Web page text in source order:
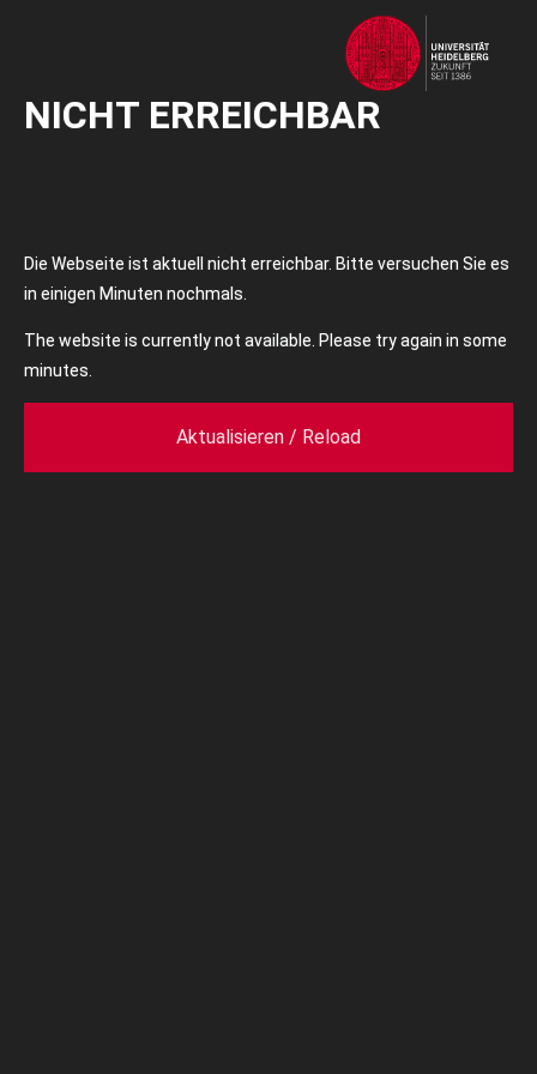
NICHT ERREICHBAR
Die Webseite ist aktuell nicht erreichbar. Bitte versuchen Sie es
in einigen Minuten nochmals.
The website is currently not available. Please try again in some
minutes.
Aktualisieren / Reload